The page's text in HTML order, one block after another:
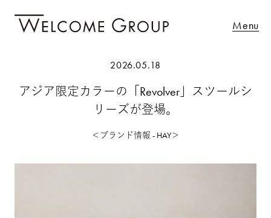
Menu
2026.05.18
アジア限定カラーの「Revolver」スツールシ
リーズが登場。
＜ブランド情報 - HAY＞